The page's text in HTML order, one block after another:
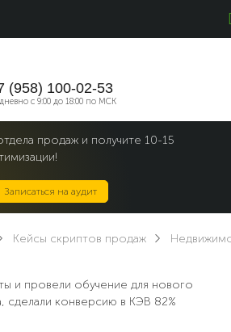
(958) 100-02-53
c 9:00 до 18:00 по МСК
продаж и получите 10-15
Записаться на аудит
Кейсы скриптов продаж